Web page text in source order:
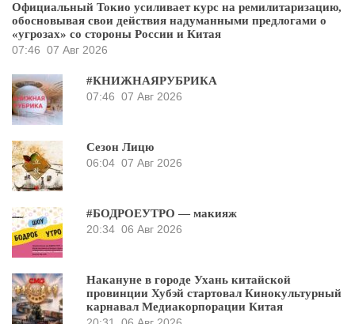
Официальный Токио усиливает курс на ремилитаризацию,
обосновывая свои действия надуманными предлогами о
«угрозах» со стороны России и Китая
07:46 07 Авг 2026
#КНИЖНАЯРУБРИКА
07:46 07 Авг 2026
Сезон Лицю
06:04 07 Авг 2026
#БОДРОЕУТРО — макияж
20:34 06 Авг 2026
Накануне в городе Ухань китайской
провинции Хубэй стартовал Кинокультурный
карнавал Медиакорпорации Китая